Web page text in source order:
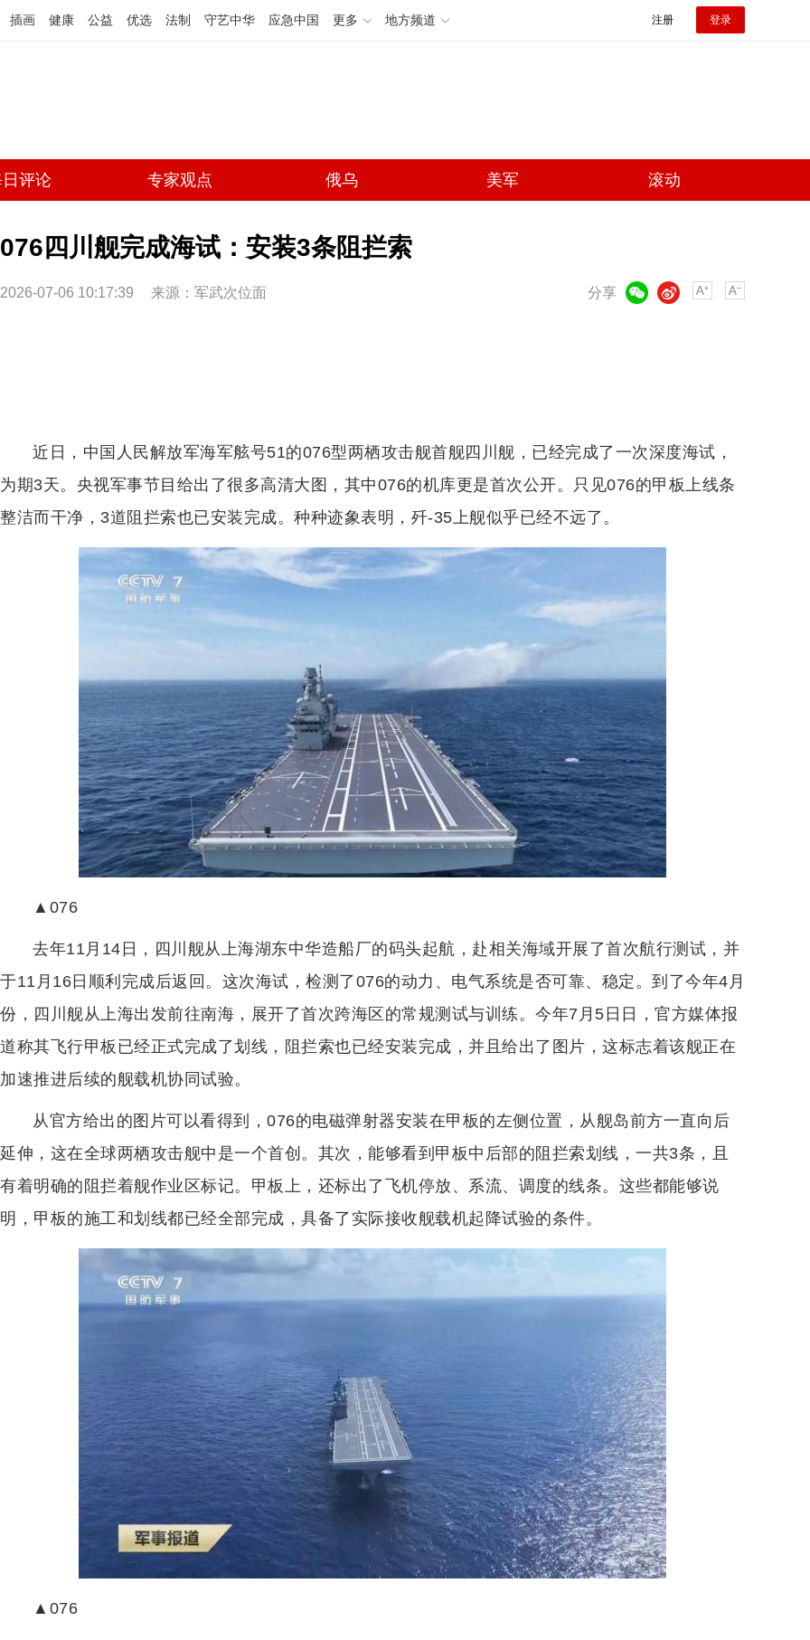
插画 健康 公益 优选 法制 守艺中华 应急中国 更多 地方频道 注册 登录
评论 专家观点 俄乌 美军 滚动
076四川舰完成海试：安装3条阻拦索
2026-07-06 10:17:39 来源：军武次位面 分享
微博
近日，中国人民解放军海军舷号51的076型两栖攻击舰首舰四川舰，已经完成了一次深度海试，
为期3天。央视军事节目给出了很多高清大图，其中076的机库更是首次公开。只见076的甲板上线条
整洁而干净，3道阻拦索也已安装完成。种种迹象表明，歼-35上舰似乎已经不远了。
▲076
去年11月14日，四川舰从上海湖东中华造船厂的码头起航，赴相关海域开展了首次航行测试，并
于11月16日顺利完成后返回。这次海试，检测了076的动力、电气系统是否可靠、稳定。到了今年4月
份，四川舰从上海出发前往南海，展开了首次跨海区的常规测试与训练。今年7月5日日，官方媒体报
道称其飞行甲板已经正式完成了划线，阻拦索也已经安装完成，并且给出了图片，这标志着该舰正在
加速推进后续的舰载机协同试验。
从官方给出的图片可以看得到，076的电磁弹射器安装在甲板的左侧位置，从舰岛前方一直向后
延伸，这在全球两栖攻击舰中是一个首创。其次，能够看到甲板中后部的阻拦索划线，一共3条，且
有着明确的阻拦着舰作业区标记。甲板上，还标出了飞机停放、系流、调度的线条。这些都能够说
明，甲板的施工和划线都已经全部完成，具备了实际接收舰载机起降试验的条件。
▲076